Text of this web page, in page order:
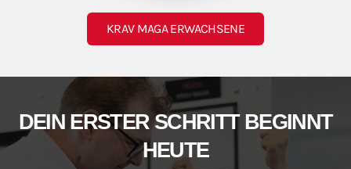
KRAV MAGA ERWACHSENE
DEIN ERSTER SCHRITT BEGINNT
HEUTE